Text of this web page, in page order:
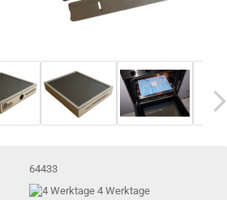
64433
4 Werktage